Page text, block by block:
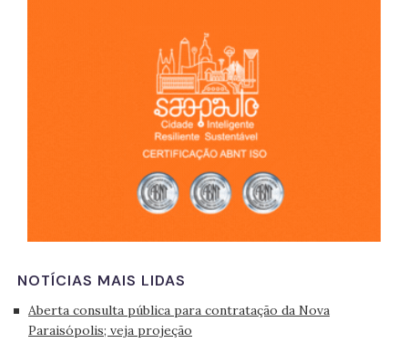
NOTÍCIAS MAIS LIDAS
Aberta consulta pública para contratação da Nova
Paraisópolis; veja projeção